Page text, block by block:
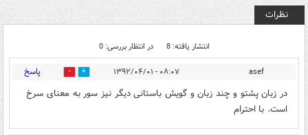
نظرات
انتشار یافته: 8 در انتظار بررسی: 0
asef ۰۸:۰۷ - ۱۳۹۲/۰۴/۰۱ 0 پاسخ
در زبان پشتو و چند زبان و گویش باستانی دیگر نیز سور به معنای سرخ
است. با احترام